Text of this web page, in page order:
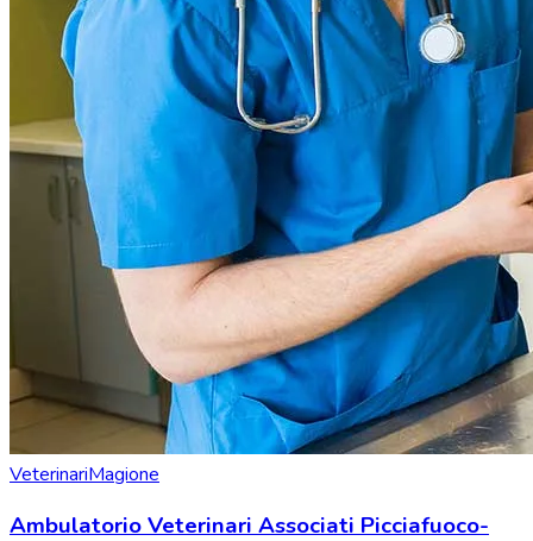
VeterinariMagione
Ambulatorio Veterinari Associati Picciafuoco-